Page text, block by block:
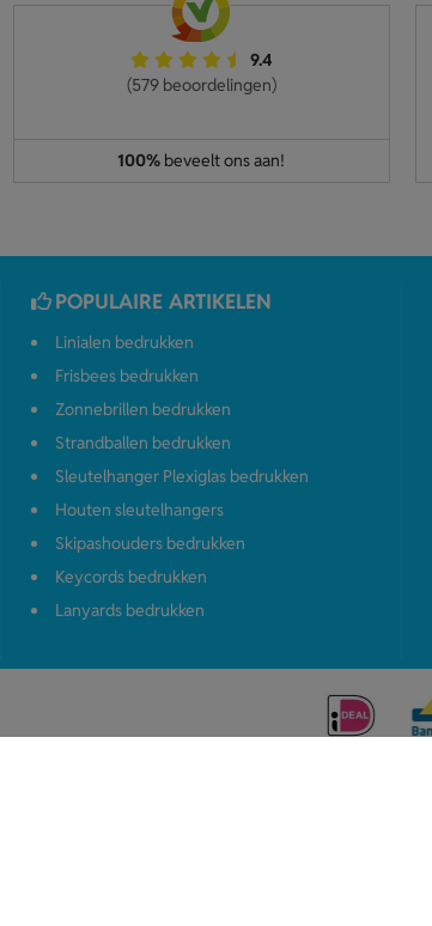
9.4
(579 beoordelingen)
100% beveelt ons aan!
POPULAIRE ARTIKELEN
Linialen bedrukken
Frisbees bedrukken
Zonnebrillen bedrukken
Strandballen bedrukken
Sleutelhanger Plexiglas bedrukken
Houten sleutelhangers
Skipashouders bedrukken
Keycords bedrukken
Lanyards bedrukken